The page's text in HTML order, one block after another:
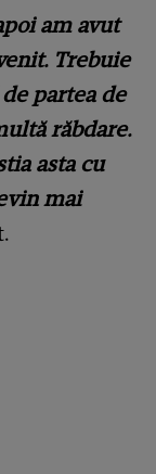
am avut
Trebuie
partea de
răbdare.
asta cu
mai